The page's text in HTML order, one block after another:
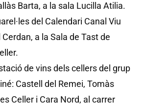
Barta, a la sala Lucilla Atilia.
del Calendari Canal Viu
Cerdan, a la Sala de Tast de
de vins dels cellers del grup
Castell del Remei, Tomàs
Celler i Cara Nord, al carrer